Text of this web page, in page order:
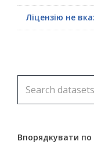
Ліцензію не
Впорядкувати по